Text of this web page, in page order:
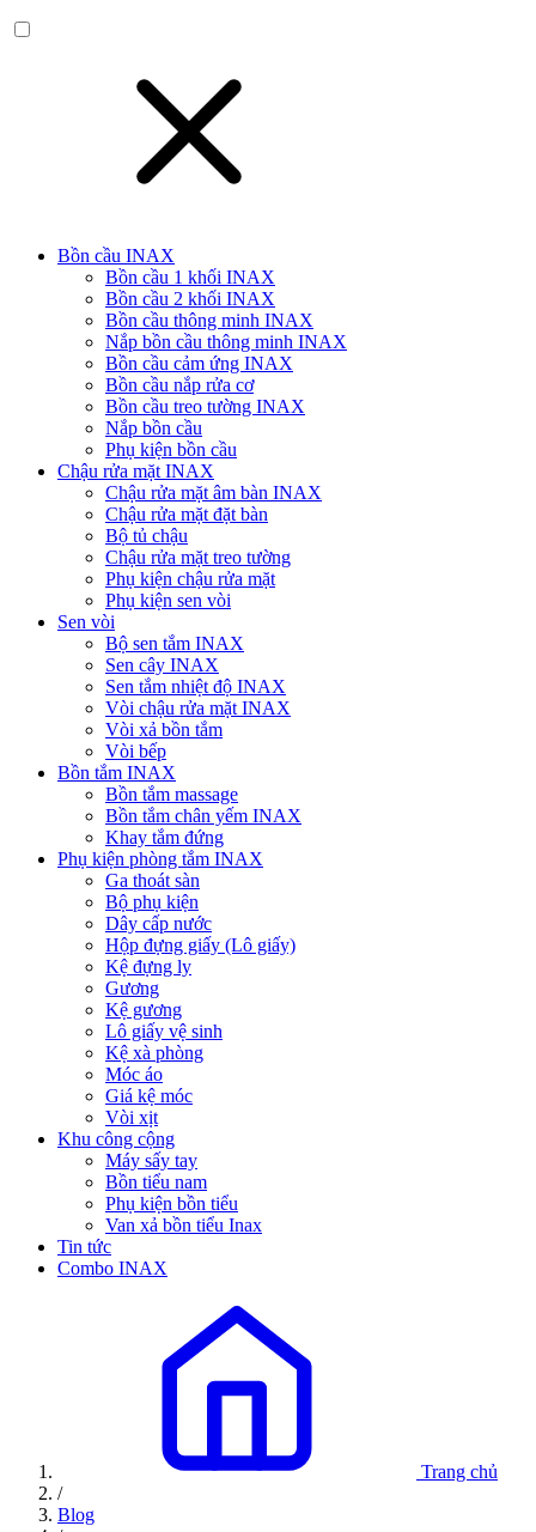
Bồn cầu INAX
Bồn cầu 1 khối INAX
Bồn cầu 2 khối INAX
Bồn cầu thông minh INAX
Nắp bồn cầu thông minh INAX
Bồn cầu cảm ứng INAX
Bồn cầu nắp rửa cơ
Bồn cầu treo tường INAX
Nắp bồn cầu
Phụ kiện bồn cầu
Chậu rửa mặt INAX
Chậu rửa mặt âm bàn INAX
Chậu rửa mặt đặt bàn
Bộ tủ chậu
Chậu rửa mặt treo tường
Phụ kiện chậu rửa mặt
Phụ kiện sen vòi
Sen vòi
Bộ sen tắm INAX
Sen cây INAX
Sen tắm nhiệt độ INAX
Vòi chậu rửa mặt INAX
Vòi xả bồn tắm
Vòi bếp
Bồn tắm INAX
Bồn tắm massage
Bồn tắm chân yếm INAX
Khay tắm đứng
Phụ kiện phòng tắm INAX
Ga thoát sàn
Bộ phụ kiện
Dây cấp nước
Hộp đựng giấy (Lô giấy)
Kệ đựng ly
Gương
Kệ gương
Lô giấy vệ sinh
Kệ xà phòng
Móc áo
Giá kệ móc
Vòi xịt
Khu công cộng
Máy sấy tay
Bồn tiểu nam
Phụ kiện bồn tiểu
Van xả bồn tiểu Inax
Tin tức
Combo INAX
Trang chủ
/
Blog